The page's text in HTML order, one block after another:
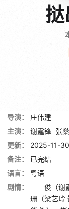
导演：
庄伟建
主演：
谢霆锋 张
更新：
2025-11-
备注：
已完结
语言：
粤语
剧情：
俊（谢霆
珊（梁艺玲